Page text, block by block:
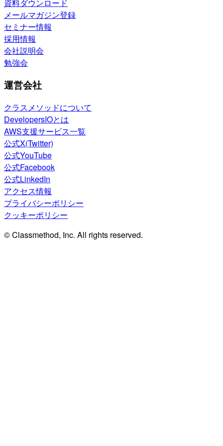
資料ダウンロード
メールマガジン登録
セミナー情報
採用情報
会社説明会
勉強会
運営会社
クラスメソッドについて
DevelopersIOとは
AWS支援サービス一覧
公式X(Twitter)
公式YouTube
公式Facebook
公式LinkedIn
アクセス情報
プライバシーポリシー
クッキーポリシー
© Classmethod, Inc. All rights reserved.